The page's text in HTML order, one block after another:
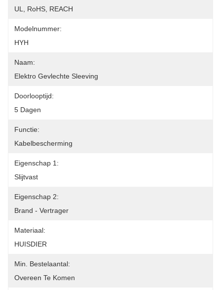
UL, RoHS, REACH
Modelnummer:
HYH
Naam:
Elektro Gevlechte Sleeving
Doorlooptijd:
5 Dagen
Functie:
Kabelbescherming
Eigenschap 1:
Slijtvast
Eigenschap 2:
Brand - Vertrager
Materiaal:
HUISDIER
Min. Bestelaantal:
Overeen Te Komen